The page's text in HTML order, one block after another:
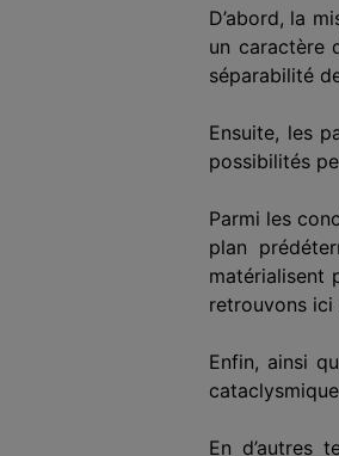
D’abord, la
un caractère
séparabilité
Ensuite, les
possibilités
Parmi les
plan
matérialisent
retrouvons ici
Enfin, ainsi
En d’autres